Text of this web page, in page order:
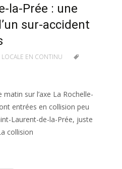
la-Prée : une
sur-accident
EN CONTINU
sur l’axe La Rochelle-
entrées en collision peu
Laurent-de-la-Prée, juste
collision